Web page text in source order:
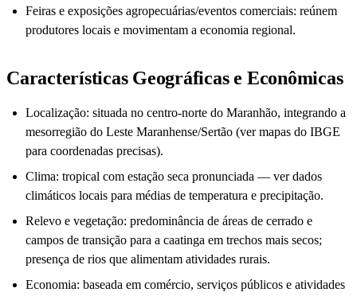
Feiras e exposições agropecuárias/eventos comerciais: reúnem
produtores locais e movimentam a economia regional.
Características Geográficas e Econômicas
Localização: situada no centro-norte do Maranhão, integrando a
mesorregião do Leste Maranhense/Sertão (ver mapas do IBGE
para coordenadas precisas).
Clima: tropical com estação seca pronunciada — ver dados
climáticos locais para médias de temperatura e precipitação.
Relevo e vegetação: predominância de áreas de cerrado e
campos de transição para a caatinga em trechos mais secos;
presença de rios que alimentam atividades rurais.
Economia: baseada em comércio, serviços públicos e atividades